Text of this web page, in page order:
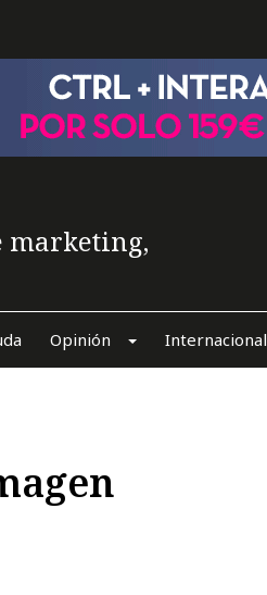
marketing,
Opinión Internacional